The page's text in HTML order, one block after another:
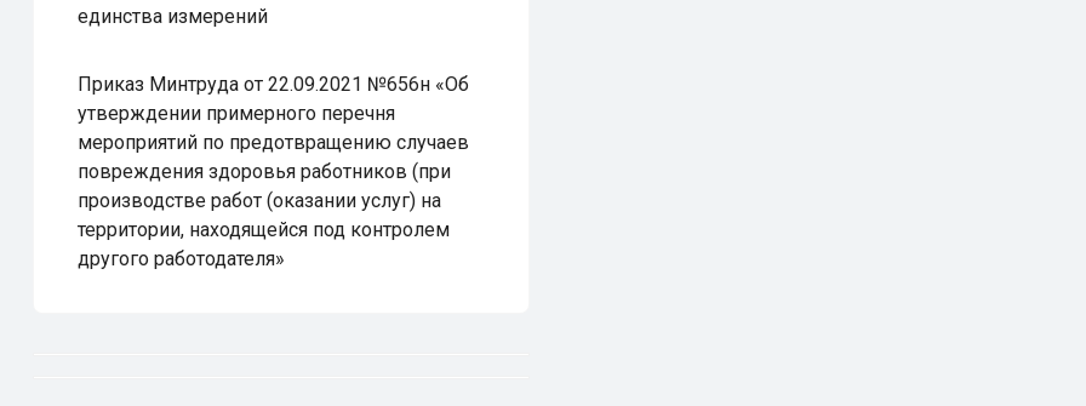
единства измерений
Приказ Минтруда от 22.09.2021 №656н «Об
утверждении примерного перечня
мероприятий по предотвращению случаев
повреждения здоровья работников (при
производстве работ (оказании услуг) на
территории, находящейся под контролем
другого работодателя»